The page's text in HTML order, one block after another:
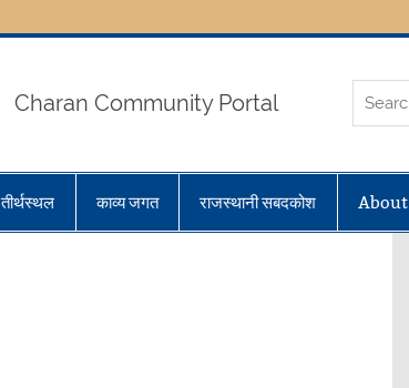
Charan Community Portal
तीर्थस्थल काव्य जगत राजस्थानी सबदकोश About